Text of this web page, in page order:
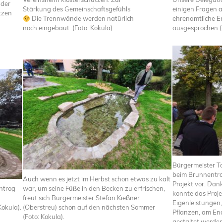
Stärkung des Gemeinschaftsgefühls
Die Trennwände werden natürlich
noch eingebaut. (Foto: Kokula)
einigen Fragen
ehrenamtliche
ausgesprochen
Auch wenn es jetzt im Herbst schon etwas zu kalt
war, um seine Füße in den Becken zu erfrischen,
freut sich Bürgermeister Stefan Kießner
(Oberstreu) schon auf den nächsten Sommer
(Foto: Kokula).
Bürgermeister
beim
Projekt vor.
konnte das
Pflanzen, am